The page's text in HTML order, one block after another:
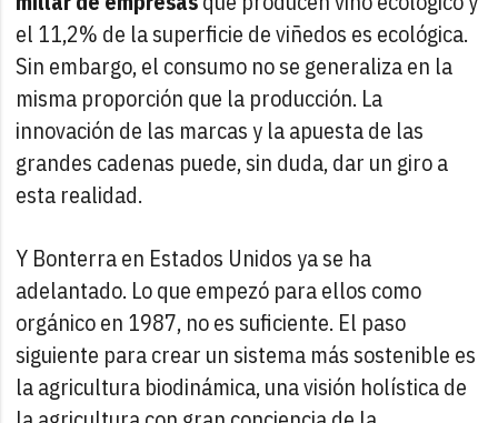
el 11,2% de la superficie de viñedos es ecológica.
Sin embargo, el consumo no se generaliza en la
misma proporción que la producción. La
innovación de las marcas y la apuesta de las
grandes cadenas puede, sin duda, dar un giro a
esta realidad.
Y Bonterra en Estados Unidos ya se ha
adelantado. Lo que empezó para ellos como
orgánico en 1987, no es suficiente. El paso
siguiente para crear un sistema más sostenible es
la agricultura biodinámica, una visión holística de